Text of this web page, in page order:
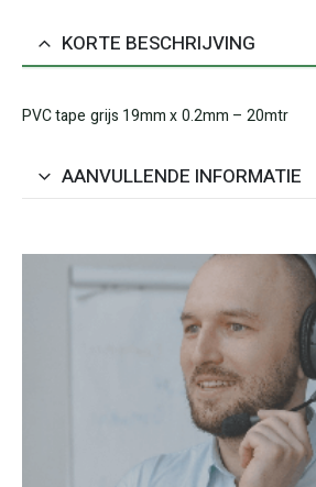
KORTE BESCHRIJVING
PVC tape grijs 19mm x 0.2mm – 20mtr
AANVULLENDE INFORMATIE